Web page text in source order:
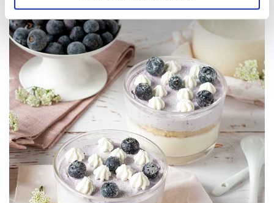
Panna cotta
bigusto
mirtilli e vaniglia